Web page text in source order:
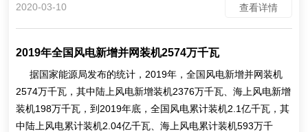
2020-03-10 查看详情
2019年全国风电新增并网装机2574万千瓦
据国家能源局发布的统计，2019年，全国风电新增并网装机
2574万千瓦，其中陆上风电新增装机2376万千瓦、海上风电新增
装机198万千瓦，到2019年底，全国风电累计装机2.1亿千瓦，其
中陆上风电累计装机2.04亿千瓦、海上风电累计装机593万千